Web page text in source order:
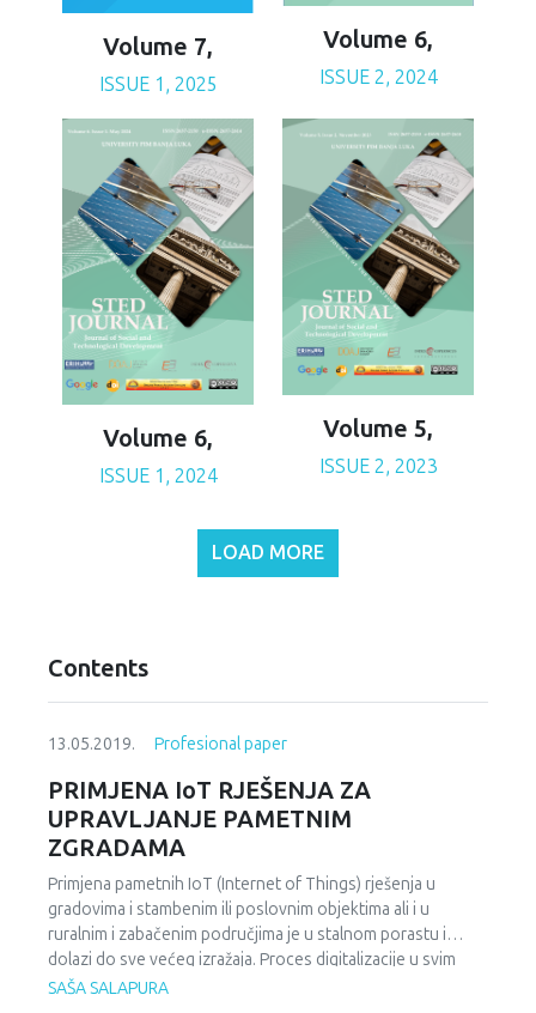
Volume 7,
ISSUE 1, 2025
Volume 6,
ISSUE 2, 2024
Volume 6,
ISSUE 1, 2024
Volume 5,
ISSUE 2, 2023
LOAD MORE
Contents
13.05.2019. Profesional paper
PRIMJENA IoT RJEŠENJA ZA
UPRAVLJANJE PAMETNIM
ZGRADAMA
Primjena pametnih IoT (Internet of Things) rješenja u
gradovima i stambenim ili poslovnim objektima ali i u
ruralnim i zabačenim područjima je u stalnom porastu i
dolazi do sve većeg izražaja. Proces digitalizacije u svim
sferama društva napreduje uz primjenu pametnih rješenja
SAŠA SALAPURA